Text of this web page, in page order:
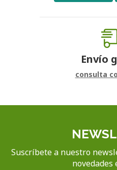
Envío
consulta
Suscríbete a nuestro
novedades